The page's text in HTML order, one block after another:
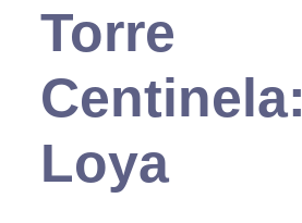
Torre
Centinela:
Loya